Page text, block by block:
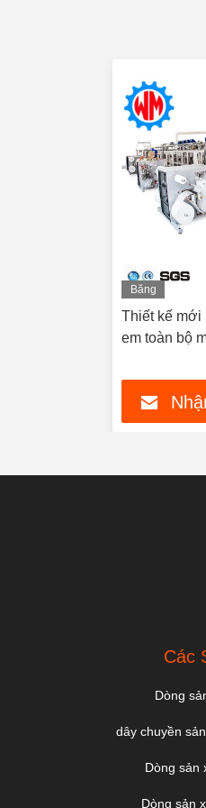
Băng
hình
Thiết kế mới
em toàn bộ
ISO9001
Các
Dòng
dây chuyền
Dòng sản
Dòng sản